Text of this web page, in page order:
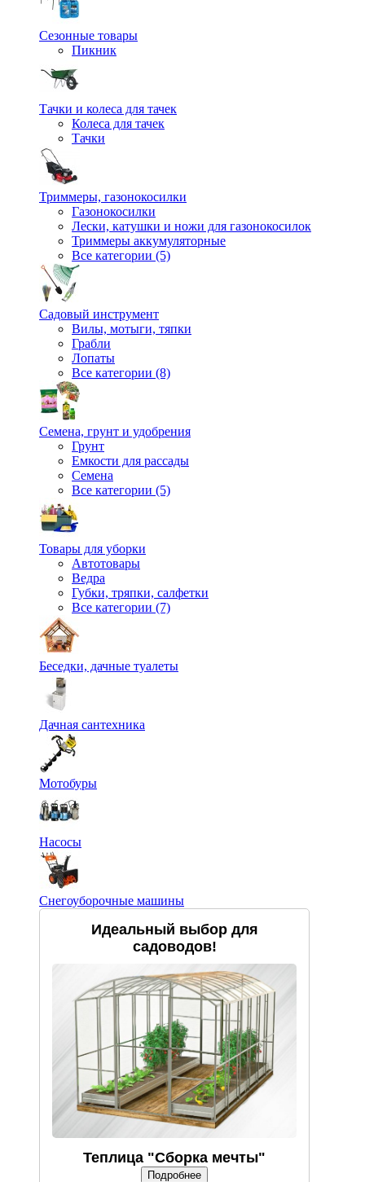
Сезонные товары
Пикник
Тачки и колеса для тачек
Колеса для тачек
Тачки
Триммеры, газонокосилки
Газонокосилки
Лески, катушки и ножи для газонокосилок
Триммеры аккумуляторные
Все категории (5)
Садовый инструмент
Вилы, мотыги, тяпки
Грабли
Лопаты
Все категории (8)
Семена, грунт и удобрения
Грунт
Емкости для рассады
Семена
Все категории (5)
Товары для уборки
Автотовары
Ведра
Губки, тряпки, салфетки
Все категории (7)
Беседки, дачные туалеты
Дачная сантехника
Мотобуры
Насосы
Снегоуборочные машины
Идеальный выбор для
садоводов!
Теплица "Сборка мечты"
Подробнее